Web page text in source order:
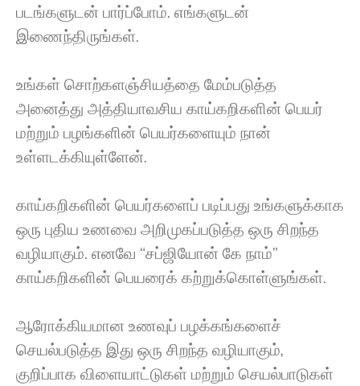
படங்களுடன் பார்ப்போம். எங்களுடன்
இணைந்திருங்கள்.
உங்கள் சொற்களஞ்சியத்தை மேம்படுத்த
அனைத்து அத்தியாவசிய காய்கறிகளின் பெயர்
மற்றும் பழங்களின் பெயர்களையும் நான்
உள்ளடக்கியுள்ளேன்.
காய்கறிகளின் பெயர்களைப் படிப்பது உங்களுக்காக
ஒரு புதிய உணவை அறிமுகப்படுத்த ஒரு சிறந்த
வழியாகும். எனவே “சப்ஜியோன் கே நாம்”
காய்கறிகளின் பெயரைக் கற்றுக்கொள்ளுங்கள்.
ஆரோக்கியமான உணவுப் பழக்கங்களைச்
செயல்படுத்த இது ஒரு சிறந்த வழியாகும்,
குறிப்பாக விளையாட்டுகள் மற்றும் செயல்பாடுகள்